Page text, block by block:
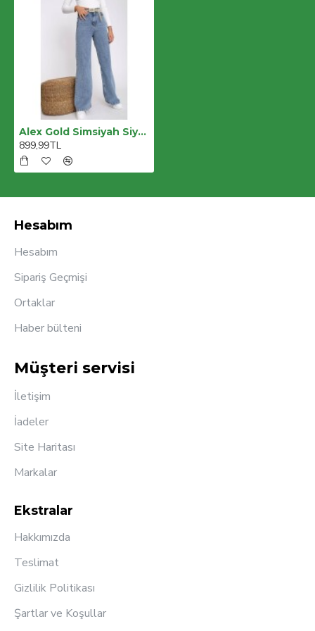
Alex Gold Simsiyah Siyah Skinny Kot Pantolon Siyah Toparlayıcı Etkili Likralı Yüksek Bel Jean
899,99TL
Hesabım
Hesabım
Sipariş Geçmişi
Ortaklar
Haber bülteni
Müşteri servisi
İletişim
İadeler
Site Haritası
Markalar
Ekstralar
Hakkımızda
Teslimat
Gizlilik Politikası
Şartlar ve Koşullar